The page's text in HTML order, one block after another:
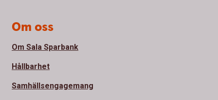
Om oss
Om Sala Sparbank
Hållbarhet
Samhällsengagemang